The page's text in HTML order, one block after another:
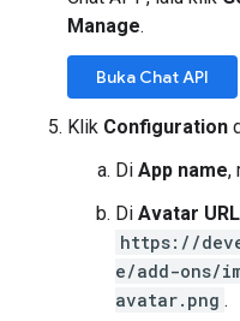
Manage.
Buka Chat API
Klik Configuration
Di App name,
Di Avatar URL
https://
e/add-ons/
avatar.png .